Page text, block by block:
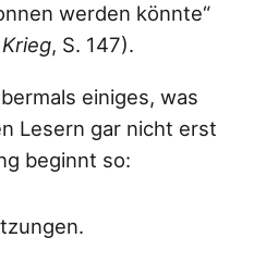
werden könnte“
, S. 147).
einiges, was
Lesern gar nicht erst
beginnt so: